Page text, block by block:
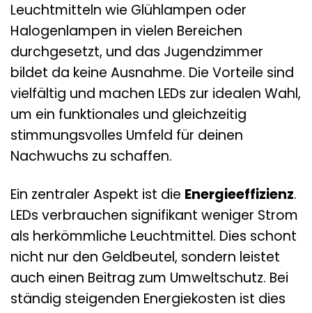
Leuchtmitteln wie Glühlampen oder
Halogenlampen in vielen Bereichen
durchgesetzt, und das Jugendzimmer
bildet da keine Ausnahme. Die Vorteile sind
vielfältig und machen LEDs zur idealen Wahl,
um ein funktionales und gleichzeitig
stimmungsvolles Umfeld für deinen
Nachwuchs zu schaffen.
Ein zentraler Aspekt ist die Energieeffizienz.
LEDs verbrauchen signifikant weniger Strom
als herkömmliche Leuchtmittel. Dies schont
nicht nur den Geldbeutel, sondern leistet
auch einen Beitrag zum Umweltschutz. Bei
ständig steigenden Energiekosten ist dies